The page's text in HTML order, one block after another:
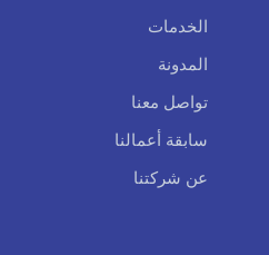
الخدمات
المدونة
تواصل معنا
سابقة أعمالنا
عن شركتنا